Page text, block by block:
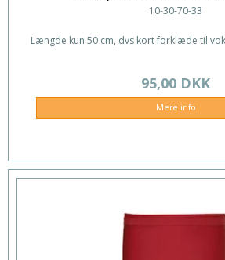
10-30-70-33
Længde kun 50 cm, dvs kort forklæde til
95,00 DKK
Mere info